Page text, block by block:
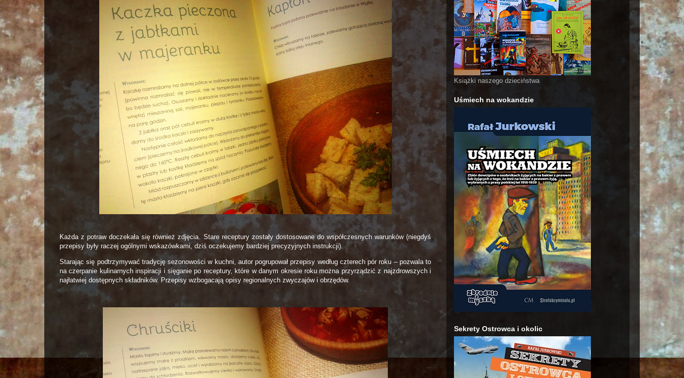
Każda z potraw doczekała się również zdjęcia. Stare receptury zostały dostosowane do współczesnych warunków (niegdyś
przepisy były raczej ogólnymi wskazówkami, dziś oczekujemy bardziej precyzyjnych instrukcji).
Starając się podtrzymywać tradycję sezonowości w kuchni, autor pogrupował przepisy według czterech pór roku – pozwala to
na czerpanie kulinarnych inspiracji i sięganie po receptury, które w danym okresie roku można przyrządzić z najzdrowszych i
najłatwiej dostępnych składników. Przepisy wzbogacają opisy regionalnych zwyczajów i obrzędów.
Książki naszego dzieciństwa
Uśmiech na wokandzie
Sekrety Ostrowca i okolic